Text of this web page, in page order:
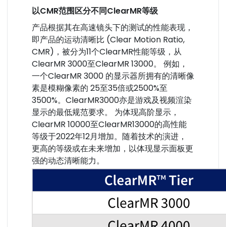
以CMR范围区分不同ClearMR等级
产品根据其在高速镜头下的测试的性能表现，
即产品的运动清晰比 (Clear Motion Ratio,
CMR)，被分为11个ClearMR性能等级，从
ClearMR 3000至ClearMR 13000。
例如，
一个ClearMR 3000 的显示器所拥有的清晰像
素是模糊像素的 25至35倍或2500%至
3500%。ClearMR3000亦是游戏及视频渲染
显示的最低规范要求。
为体现高阶显示，
ClearMR 10000至ClearMR13000的高性能
等级于2022年12月增加。随着技术的演进，
更高的等级或在未来增加，以体现显示面板更
强的动态清晰能力。